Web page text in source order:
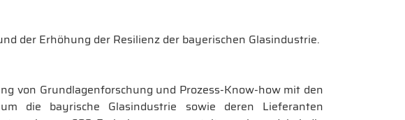
der Erhöhung der Resilienz der bayerischen Glasindustrie.
von Grundlagenforschung und Prozess-Know-how mit den
die bayrische Glasindustrie sowie deren Lieferanten